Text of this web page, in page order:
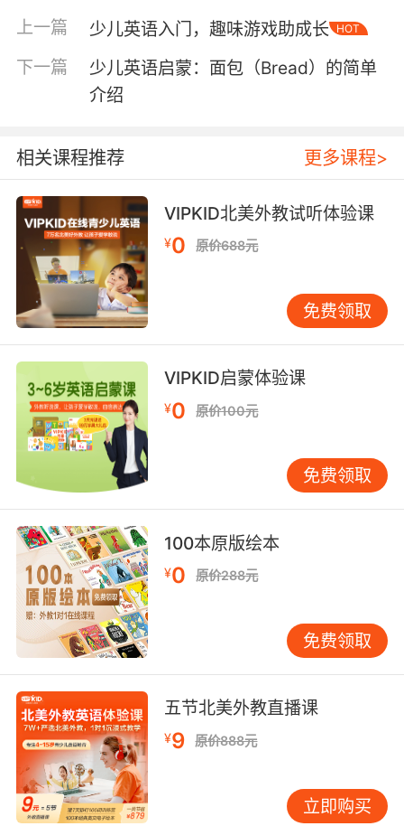
掌握每个音标的发音方法。 三、常见发音问题及
解决方法 在少儿英语入门阶段，孩子常常会遇到
一些发音问题。例如，有些孩子可能会混淆某些
音标的发音，或者在发音时出现口型不正确的情
况。针对这些问题，家长和教师可以采取以下解
帮助孩子区分它们的发音差异。例如，/i:/和/ɪ/的
发音非常相似，但前者是长音，后者是短音。通
过反复练习，孩子可以逐步掌握它们的发音区
别。 口型指导：家长和教师可以通过示范和讲
解，帮助孩子掌握正确的口型。例如，在发/θ/音
时，舌尖需要轻触上齿，气流从舌尖和上齿之间
通过。通过反复练习，孩子可以逐步掌握正确的
口型。 听力训练：通过听力训练，帮助孩子提高
对英语发音的敏感度。家长和教师可以播放英语
原声材料，让孩子在听的过程中模仿和跟读。通
过反复练习，孩子可以逐步提高对英语发音的敏
感度。 四、发音技巧的进阶训练 在掌握了发音技
巧的基础知识后，孩子可以进行一些进阶训练，
以提高他们的发音水平。例如，连读和弱读是英
语中常见的发音现象，掌握这些技巧可以帮助孩
子更自然地表达英语。 连读训练：连读是指在一
个单词的末尾和下一个单词的开头之间进行平滑
过渡的发音方式。例如，get up可以连读为/
ɡetʌp/。通过反复练习，孩子可以逐步掌握连读
的技巧。 弱读训练：弱读是指在句子中某些单词
的发音较弱的现象。例如，在句子I can do it中，
can可以弱读为/kən/。通过反复练习，孩子可以
逐步掌握弱读的技巧。 五、发音技巧的实践应用
在少儿英语入门阶段，发音技巧的实践应用是至
关重要的。家长和教师可以通过以下方式帮助孩
子将所学的发音技巧应用到实际生活中： 日常对
话练习：家长可以和孩子进行简单的英语对话，
让孩子在实际交流中运用所学的发音技巧。例
如，在问What’s your name?时，孩子可以运用
上一篇 少儿英语入门，趣味游戏助成长 HOT
下一篇
少儿英语启蒙：面包（Bread）的简单
介绍
相关课程推荐 更多课程>
VIPKID北美外教试听体验课
¥0 原价688元
免费领取
VIPKID启蒙体验课
¥0 原价100元
免费领取
100本原版绘本
¥0 原价288元
免费领取
五节北美外教直播课
¥9 原价888元
立即购买